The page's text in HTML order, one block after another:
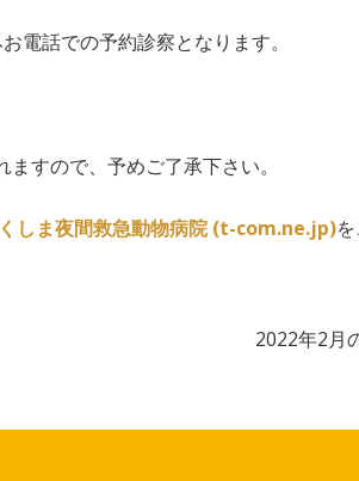
電話での予約診察となります。
ますので、予めご了承下さい。
しま夜間救急動物病院 (t-com.ne.jp)
2022年2月